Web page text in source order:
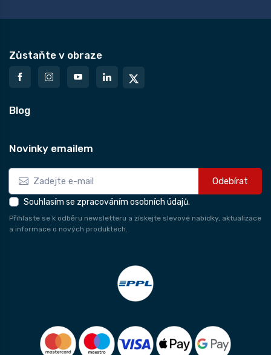
Zůstaňte v obraze
Blog
Novinky emailem
Odebírat
Souhlasím se zpracováním osobních údajů.
Přihlaste se k odběru newsletteru a získejte slevové nabídky, aktualizace
a informace o nových produktech.